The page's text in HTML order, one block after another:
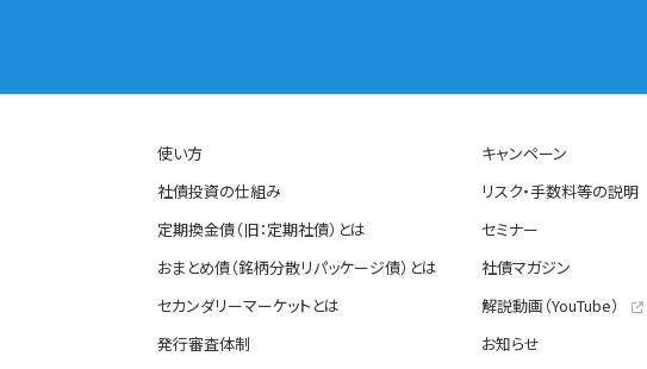
使い方
社債投資の仕組み
定期換金債（旧：定期社債）とは
おまとめ債（銘柄分散リパッケージ債）とは
セカンダリーマーケットとは
発行審査体制
キャンペーン
リスク・手数料等の説明
セミナー
社債マガジン
解説動画（YouTube）
お知らせ